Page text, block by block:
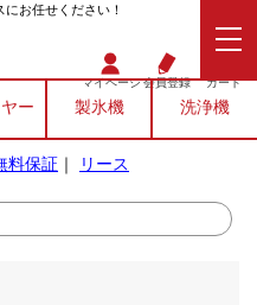
お任せください！
マイページ会員登録 カート
ー 製氷機 洗浄機
料保証 ｜ リース